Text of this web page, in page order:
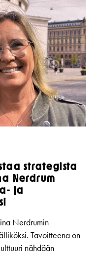
strategista
Nerdrum
ja
Nerdrumin
Tavoitteena on
nähdään